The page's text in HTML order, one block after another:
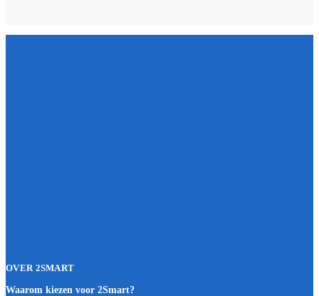
OVER 2SMART
Waarom kiezen voor 2Smart?